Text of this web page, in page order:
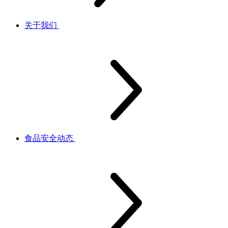
关于我们
食品安全动态